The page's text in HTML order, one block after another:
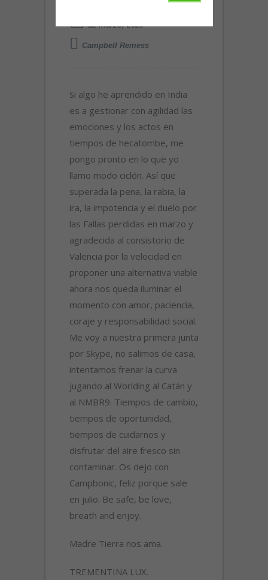
12 marzo, 2020
Campbell Remess
Si algo he aprendido en India
es a gestionar con agilidad las
emociones y los actos en
tiempos de hecatombe, me
pongo pronto en lo que yo
llamo modo ciclón. Así que
superada la pena, la rabia, la
ira, la impotencia y el duelo por
las Fallas perdidas en marzo y
agradecida al consistorio de
Valencia por la velocidad en
proponer una alternativa viable
ahora nos queda iluminar el
momento con amor, paciencia,
coraje y responsabilidad social.
Me voy a nuestra primera junta
por Skype, no salimos de casa,
intentamos frenar la curva
jugando al Worlding al Catán y
al NMBR9. Tiempos de cambio,
tiempos de oportunidad,
tiempos de cuidarnos y
disfrutar del aire fresco sin
contaminar. Os dejo con
Campbonic, feliz porque sale
en julio. Be safe, be love,
breath and enjoy.
Madre Tierra nos ama.
TREMENTINA LUX.